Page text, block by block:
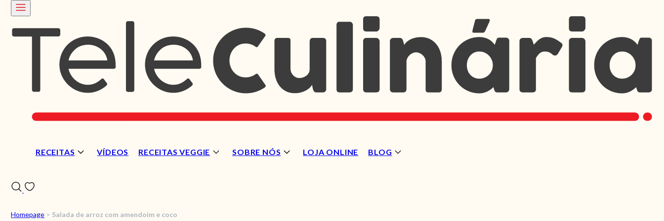
RECEITAS VÍDEOS RECEITAS VEGGIE SOBRE NÓS LOJA ONLINE BLOG
Homepage > Salada de arroz com amendoim e coco